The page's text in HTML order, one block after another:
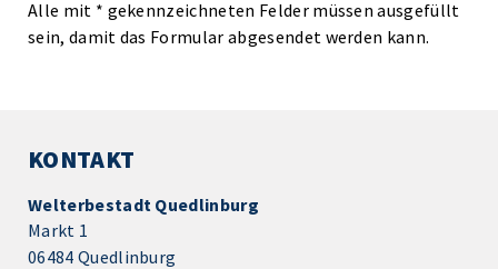
Alle mit * gekennzeichneten Felder müssen ausgefüllt
sein, damit das Formular abgesendet werden kann.
KONTAKT
Welterbestadt Quedlinburg
Markt 1
06484 Quedlinburg